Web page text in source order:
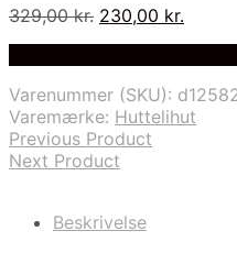
329,00kr. Den
329,00 kr..
230,00 kr.
Varenummer (SKU):
Varemærke: Huttelihut
Previous Product
Next Product
Beskrivelse